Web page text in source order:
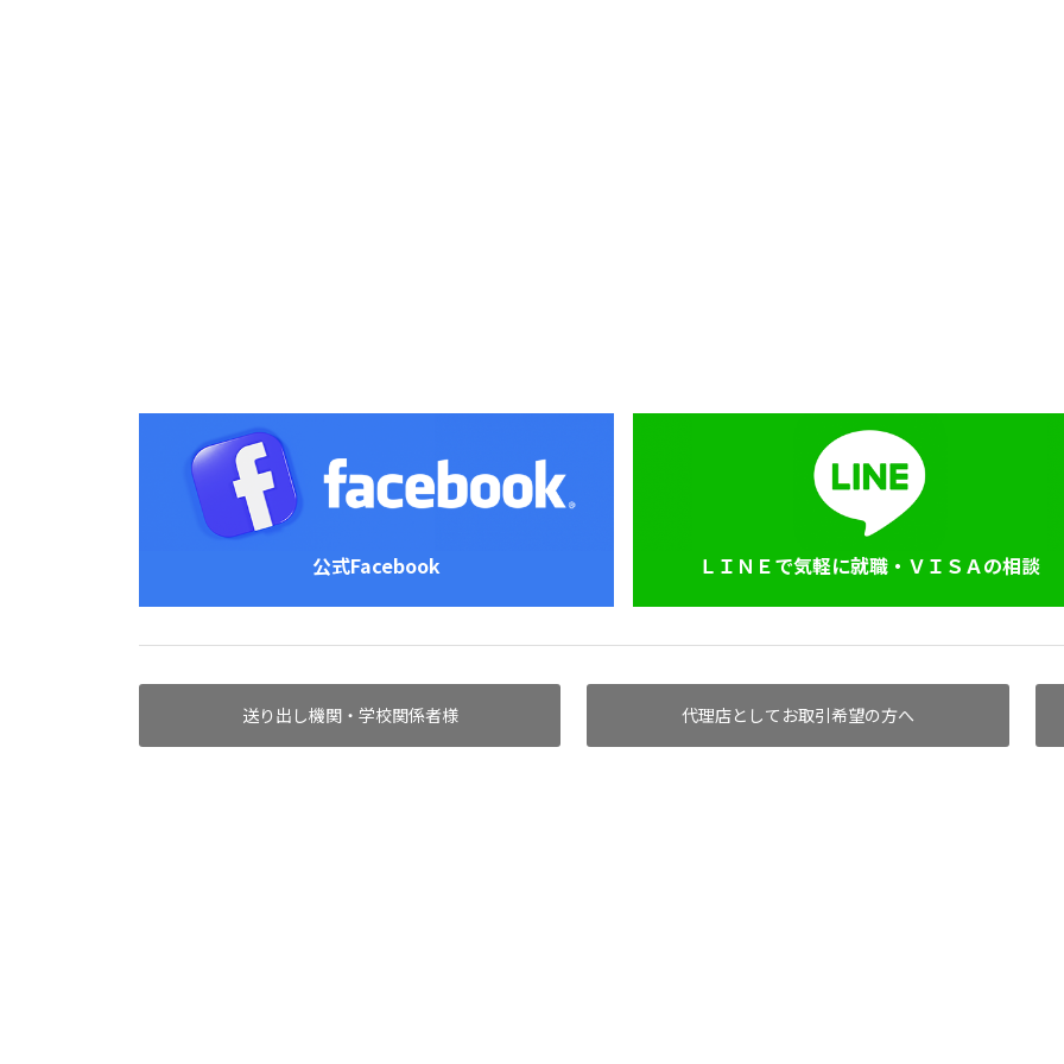
公式Facebook ＬＩＮＥで気軽に就職・ＶＩＳＡの相談
送り出し機関・学校関係者様 代理店としてお取引希望の方へ